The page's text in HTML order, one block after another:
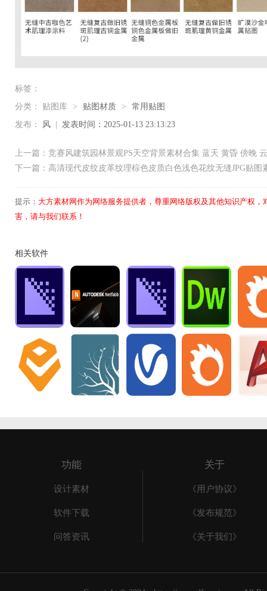
标签：
分类： 贴图库 > 贴图材质 >
常用贴图
发布：
风 发表时间：2025-01-13 23:13:23
上一篇：竞赛风建筑园林景观PS天空背景素材合集 蓝天 黄昏 傍晚
下一篇：高清现代皮纹皮革纹理棕色皮质白色浅色花纹无缝JPG贴图
提示： 大方素材网作为网络服务提供者，尊重网络版权及其他知识产权
害，请与我们联系！
相关软件
功能
设计素材
软件下载
问答资讯
关于
《用户协议》
《发布规范》
《关于我们》